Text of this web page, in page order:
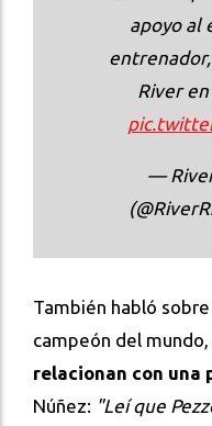
apoyo al
River
—
También habló
campeón del mundo,
relacionan con una
Núñez: "Leí que